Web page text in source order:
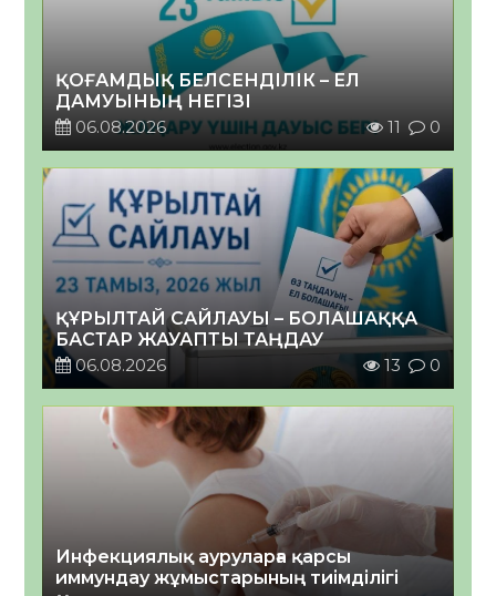
ҚОҒАМДЫҚ БЕЛСЕНДІЛІК – ЕЛ
ДАМУЫНЫҢ НЕГІЗІ
06.08.2026
11 0
ҚҰРЫЛТАЙ САЙЛАУЫ – БОЛАШАҚҚА
БАСТАР ЖАУАПТЫ ТАҢДАУ
06.08.2026
13 0
Инфекциялық ауруларға қарсы
иммундау жұмыстарының тиімділігі